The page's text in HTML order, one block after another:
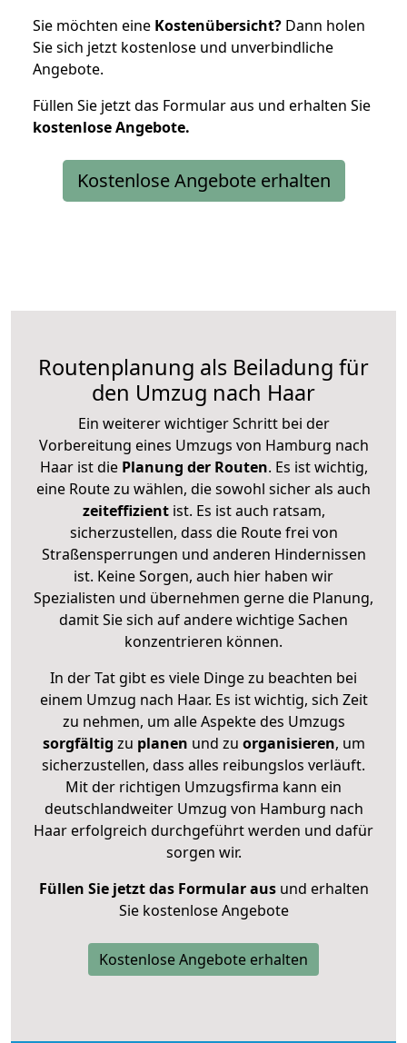
Sie möchten eine Kostenübersicht? Dann holen
Sie sich jetzt kostenlose und unverbindliche
Angebote.
Füllen Sie jetzt das Formular aus und erhalten Sie
kostenloseAngebote.
Kostenlose Angebote erhalten
Routenplanung als Beiladung für
den Umzug nach Haar
Ein weiterer wichtiger Schritt bei der
Vorbereitung eines Umzugs von Hamburg nach
Haar ist diePlanung der Routen. Es ist wichtig,
eine Route zu wählen, die sowohl sicher als auch
zeiteffizientist. Es ist auch ratsam,
sicherzustellen, dass die Route frei von
Straßensperrungen und anderen Hindernissen
ist. Keine Sorgen, auch hier haben wir
Spezialisten und übernehmen gerne die Planung,
damit Sie sich auf andere wichtige Sachen
konzentrieren können.
In der Tat gibt es viele Dinge zu beachten bei
einem Umzug nach Haar. Es ist wichtig, sich Zeit
zu nehmen, um alle Aspekte des Umzugs
sorgfältig zu planen und zu organisieren, um
sicherzustellen, dass alles reibungslos verläuft.
Mit der richtigen Umzugsfirma kann ein
deutschlandweiter Umzug von Hamburg nach
Haar erfolgreich durchgeführt werden und dafür
sorgen wir.
Füllen Sie jetzt das Formular ausund erhalten
Sie kostenlose Angebote
Kostenlose Angebote erhalten